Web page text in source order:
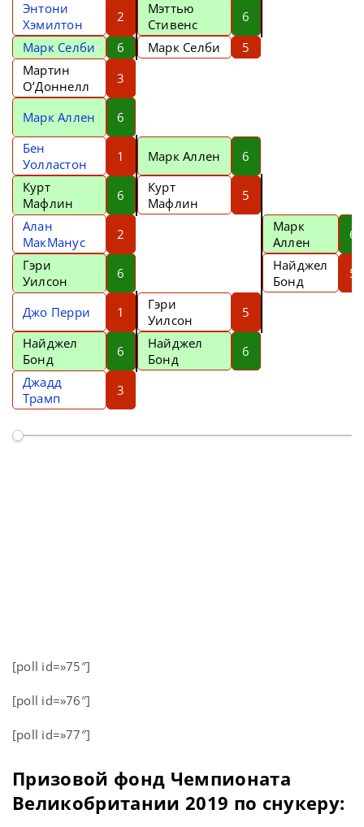
Энтони
Хэмилтон
2
Мэттью
Стивенс
6
Марк Селби
6 Марк Селби
5
Мартин
О’Доннелл
3
Марк Аллен
6
Бен
Уолластон
1 Марк Аллен
6
Курт
Мафлин
6
Курт
Мафлин
5
Алан
МакМанус
2
Марк
Аллен
6
Гэри
Уилсон
6
Найджел
Бонд
5
Джо Перри 1
Гэри
Уилсон
5
Найджел
Бонд
6
Найджел
Бонд
6
Джадд
Трамп
3
[poll id=»75″]
[poll id=»76″]
[poll id=»77″]
Призовой фонд Чемпионата
Великобритании 2019 по снукеру: